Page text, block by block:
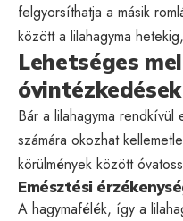
felgyorsíthatja a másik
között a lilahagyma
Lehetséges
óvintézkedések
Bár a lilahagyma
számára okozhat
körülmények között
Emésztési
A hagymafélék, így a